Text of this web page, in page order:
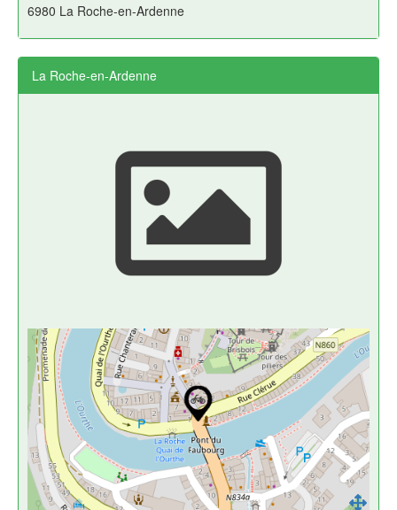
6980 La Roche-en-Ardenne
La Roche-en-Ardenne